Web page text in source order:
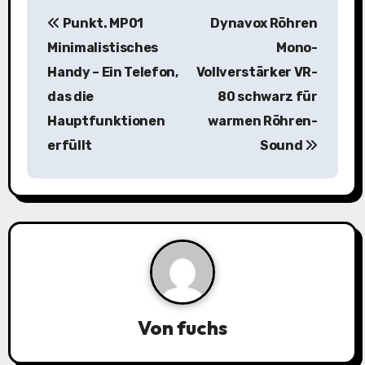
a
g
Punkt. MP01
Minimalistisches
Handy – Ein Telefon,
das die
Hauptfunktionen
erfüllt
Dynavox Röhren
Mono-
Vollverstärker VR-
80 schwarz für
warmen Röhren-
Sound
Vonfuchs